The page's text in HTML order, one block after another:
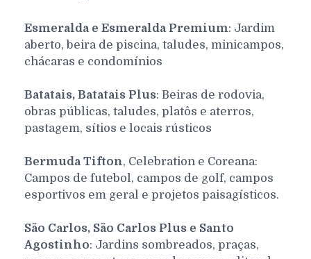
Esmeralda e Esmeralda Premium: Jardim
aberto, beira de piscina, taludes, minicampos,
chácaras e condomínios
Batatais, Batatais Plus: Beiras de rodovia,
obras públicas, taludes, platôs e aterros,
pastagem, sítios e locais rústicos
Bermuda Tifton, Celebration e Coreana:
Campos de futebol, campos de golf, campos
esportivos em geral e projetos paisagísticos.
São Carlos, São Carlos Plus e Santo
Agostinho: Jardins sombreados, praças,